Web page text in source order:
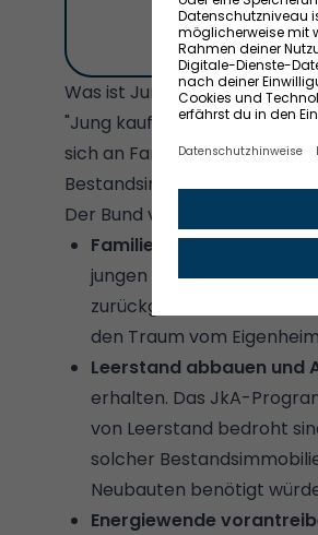
Was ist Jung kauft Alt?
"Jung kauft Alt" ist ein
sich an Familien und bietet
Bestandsimmobilien.
Der Bund verfolgt mit der
Familien den Zugang zu
jungen Familien, ist
zurückgeht. Gerade
den Traum vom
Leerstand abbauen und
erhalten. Das JkA-
von Leerstand bedroht
solcher
Neubauten benötigt
Energiewende